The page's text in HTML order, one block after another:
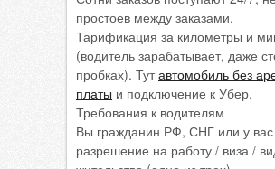
простоев между заказами.
Тарификация за километры и
(водитель зарабатывает, даже
пробках). Тутавтомобиль без
платы и подключение к Убер.
Требования к водителям
Вы гражданин РФ, СНГ или у вас
разрешение на работу / виза /